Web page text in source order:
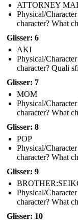
ATTORNEY
Physical/
character? What
Glisser: 6
AKI
Physical/
character? Quali
Glisser: 7
MOM
Physical/
character? What
Glisser: 8
POP
Physical/
character? What
Glisser: 9
Physical/
character? What
Glisser: 10